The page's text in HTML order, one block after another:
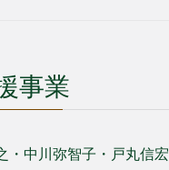
事業
・中川弥智子・戸丸信